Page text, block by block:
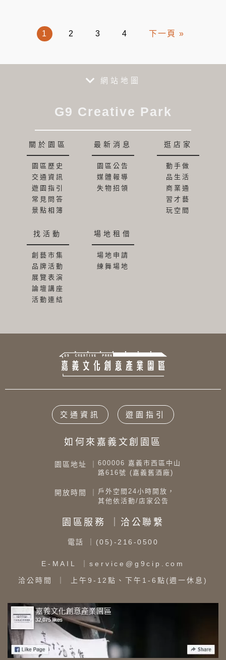
1 2 3 4 下一頁 »
網站地圖
G9 Creative Park
關於園區
園區歷史
交通資訊
遊園指引
常見問答
景點相簿
最新消息
園區公告
媒體報導
失物招領
逛店家
動手做
品生活
商業通
習才藝
玩空間
找活動
創藝市集
品牌活動
展覽表演
論壇講座
活動連結
場地租借
場地申請
練舞場地
交通資訊 遊園指引
如何來嘉義文創園區
園區地址 ｜ 600006 嘉義市西區中山
路616號 (嘉義舊酒廠)
開放時間 ｜ 戶外空間24小時開放，
其他依活動/店家公告
園區服務 ｜洽公聯繫
電話 ｜(05)-216-0500
E-MAIL ｜service@g9cip.com
洽公時間 ｜ 上午9-12點、下午1-6點(週一休息)